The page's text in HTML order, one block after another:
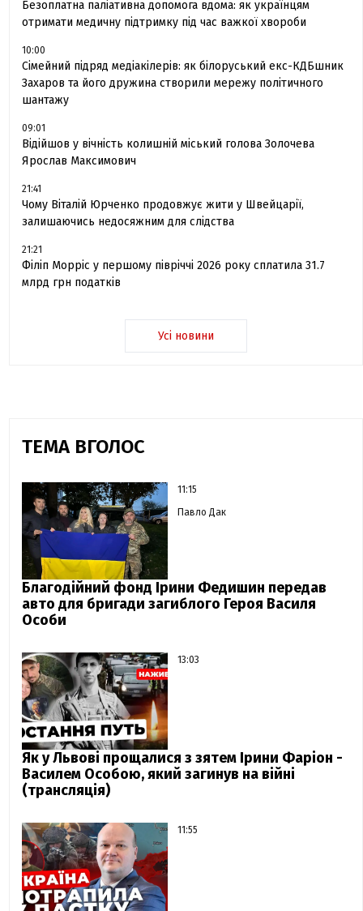
Безоплатна паліативна допомога вдома: як українцям
отримати медичну підтримку під час важкої хвороби
10:00
Сімейний підряд медіакілерів: як білоруський екс-КДБшник
Захаров та його дружина створили мережу політичного
шантажу
09:01
Відійшов у вічність колишній міський голова Золочева
Ярослав Максимович
21:41
Чому Віталій Юрченко продовжує жити у Швейцарії,
залишаючись недосяжним для слідства
21:21
Філіп Морріс у першому півріччі 2026 року сплатила 31.7
млрд грн податків
Усі новини
ТЕМА ВГОЛОС
11:15
Павло Дак
Благодійний фонд Ірини Федишин передав
авто для бригади загиблого Героя Василя
Особи
13:03
Як у Львові прощалися з зятем Ірини Фаріон -
Василем Особою, який загинув на війні
(трансляція)
11:55